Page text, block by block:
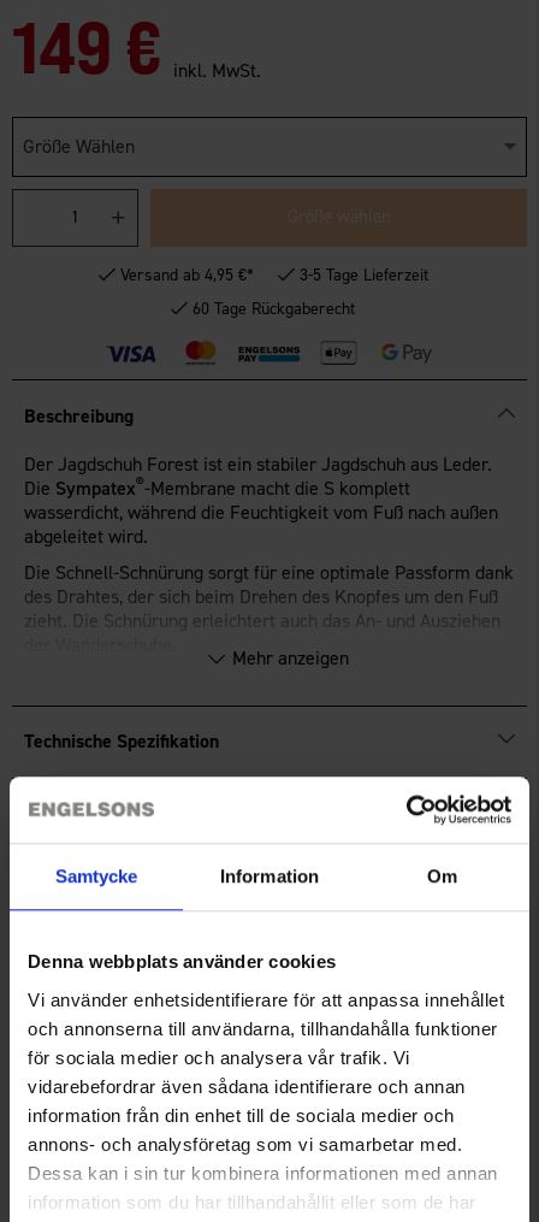
Samtycke Information Om
Denna webbplats använder cookies
Vi använder enhetsidentifierare för att anpassa innehållet
och annonserna till användarna, tillhandahålla funktioner
för sociala medier och analysera vår trafik. Vi
vidarebefordrar även sådana identifierare och annan
information från din enhet till de sociala medier och
annons- och analysföretag som vi samarbetar med.
Dessa kan i sin tur kombinera informationen med annan
information som du har tillhandahållit eller som de har
149 € inkl. MwSt.
Größe Wählen
Größe wählen
Versand ab 4,95 €*
3-5 Tage Lieferzeit
60 Tage Rückgaberecht
Beschreibung
Der Jagdschuh Forest ist ein stabiler Jagdschuh aus Leder.
Die Sympatex®-Membrane macht die S komplett
wasserdicht, während die Feuchtigkeit vom Fuß nach außen
abgeleitet wird.
Die Schnell-Schnürung sorgt für eine optimale Passform dank
des Drahtes, der sich beim Drehen des Knopfes um den Fuß
zieht. Die Schnürung erleichtert auch das An- und Ausziehen
Wanderschuh vor Abnutzung geschützt.
Die Wanderschuhe sind mit 200 g Thinsulate gefüttert, was
Eine grobe Gummiaußensohle sorgt für wirklich guten Halt.
Herausnehmbare Sohle.
Mehr anzeigen
Technische Spezifikation
Bewertungen